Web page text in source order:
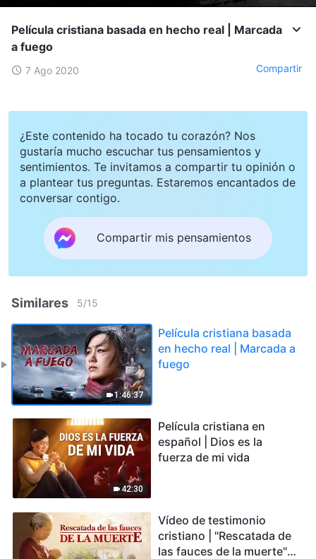
Película cristiana basada en hecho real | Marcada
a fuego
7 Ago 2020 Compartir
¿Este contenido ha tocado tu corazón? Nos
gustaría mucho escuchar tus pensamientos y
sentimientos. Te invitamos a compartir tu opinión o
a plantear tus preguntas. Estaremos encantados de
conversar contigo.
Compartir mis pensamientos
Similares 5/15
1:46:37
Película cristiana basada
en hecho real | Marcada a
fuego
42:30
Película cristiana en
español | Dios es la
fuerza de mi vida
Vídeo de testimonio
cristiano | "Rescatada de
las fauces de la muerte"